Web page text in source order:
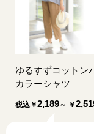
ゆるすずコットン
カラーシャツ
税込 ￥2,189～ ￥